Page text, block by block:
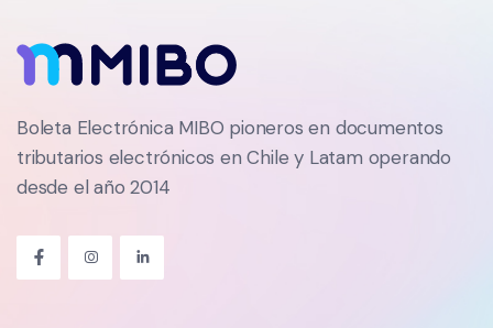
Boleta Electrónica MIBO pioneros en documentos
tributarios electrónicos en Chile y Latam operando
desde el año 2014